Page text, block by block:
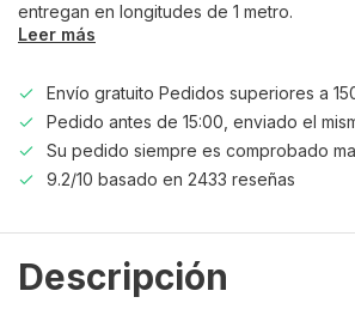
entregan en longitudes de 1 metro.
Leer más
Envío gratuito Pedidos superiores a
Pedido antes de 15:00, enviado el
Su pedido siempre es comprobado
9.2/10 basado en 2433 reseñas
Descripción